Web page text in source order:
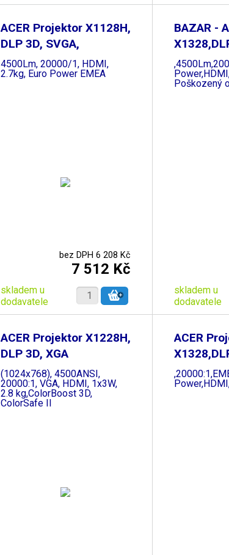
ACER Projektor X1128H,
DLP 3D, SVGA,
4500Lm, 20000/1, HDMI,
2.7kg, Euro Power EMEA
bez DPH 6 208 Kč
7 512 Kč
skladem u
dodavatele
BAZAR -
Poškozený
skladem u
dodavatele
ACER Projektor X1228H,
DLP 3D, XGA
(1024x768), 4500ANSI,
20000:1, VGA, HDMI, 1x3W,
2.8 kg,ColorBoost 3D,
ColorSafe II
ACER